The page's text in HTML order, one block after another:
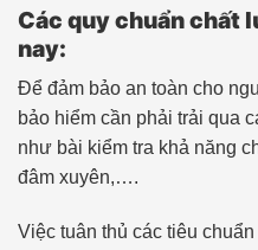
Các quy chuẩn chất
nay:
Để đảm bảo an toàn cho
bảo hiểm cần phải trải qua
như bài kiểm tra khả năng
đâm xuyên,….
Việc tuân thủ các tiêu